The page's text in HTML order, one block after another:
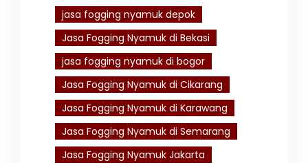
jasa fogging nyamuk depok
Jasa Fogging Nyamuk di Bekasi
jasa fogging nyamuk di bogor
Jasa Fogging Nyamuk di Cikarang
Jasa Fogging Nyamuk di Karawang
Jasa Fogging Nyamuk di Semarang
Jasa Fogging Nyamuk Jakarta